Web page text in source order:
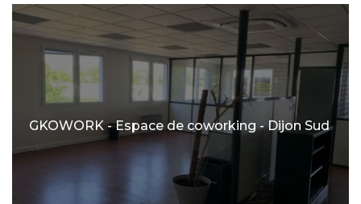
GKOWORK - Espace de coworking - Dijon Sud